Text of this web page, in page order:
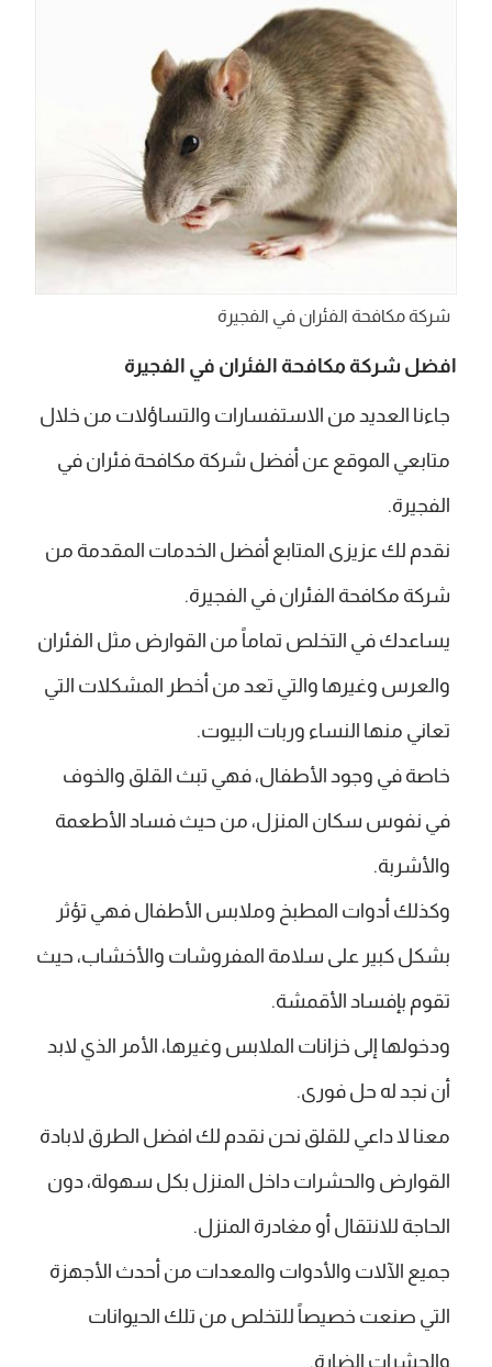
شركة مكافحة الفئران في الفجيرة
افضل شركة مكافحة الفئران في الفجيرة
جاءنا العديد من الاستفسارات والتساؤلات من خلال
متابعي الموقع عن أفضل شركة مكافحة فئران في
الفجيرة.
نقدم لك عزيزى المتابع أفضل الخدمات المقدمة من
شركة مكافحة الفئران في الفجيرة.
يساعدك في التخلص تماماً من القوارض مثل الفئران
والعرس وغيرها والتي تعد من أخطر المشكلات التي
تعاني منها النساء وربات البيوت.
خاصة في وجود الأطفال، فهي تبث القلق والخوف
في نفوس سكان المنزل، من حيث فساد الأطعمة
والأشربة.
وكذلك أدوات المطبخ وملابس الأطفال فهي تؤثر
بشكل كبير على سلامة المفروشات والأخشاب، حيث
تقوم بإفساد الأقمشة.
ودخولها إلى خزانات الملابس وغيرها، الأمر الذي لابد
أن نجد له حل فورى.
معنا لا داعي للقلق نحن نقدم لك افضل الطرق لابادة
القوارض والحشرات داخل المنزل بكل سهولة، دون
الحاجة للانتقال أو مغادرة المنزل.
جميع الآلات والأدوات والمعدات من أحدث الأجهزة
التي صنعت خصيصاً للتخلص من تلك الحيوانات
والحشرات الضارة.